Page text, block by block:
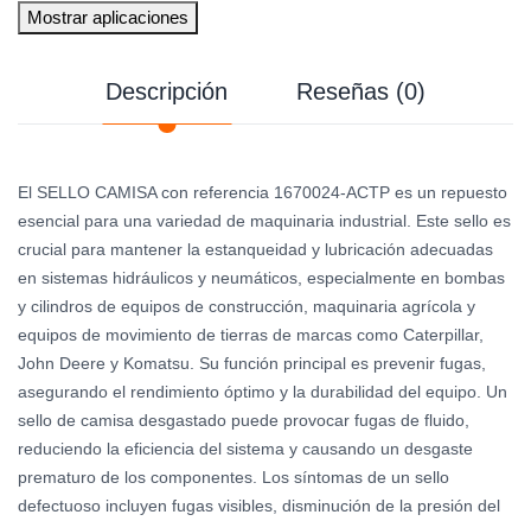
Mostrar aplicaciones
Descripción Reseñas (0)
El SELLO CAMISA con referencia 1670024-ACTP es un repuesto
esencial para una variedad de maquinaria industrial. Este sello es
crucial para mantener la estanqueidad y lubricación adecuadas
en sistemas hidráulicos y neumáticos, especialmente en bombas
y cilindros de equipos de construcción, maquinaria agrícola y
equipos de movimiento de tierras de marcas como Caterpillar,
John Deere y Komatsu. Su función principal es prevenir fugas,
asegurando el rendimiento óptimo y la durabilidad del equipo. Un
sello de camisa desgastado puede provocar fugas de fluido,
reduciendo la eficiencia del sistema y causando un desgaste
prematuro de los componentes. Los síntomas de un sello
defectuoso incluyen fugas visibles, disminución de la presión del